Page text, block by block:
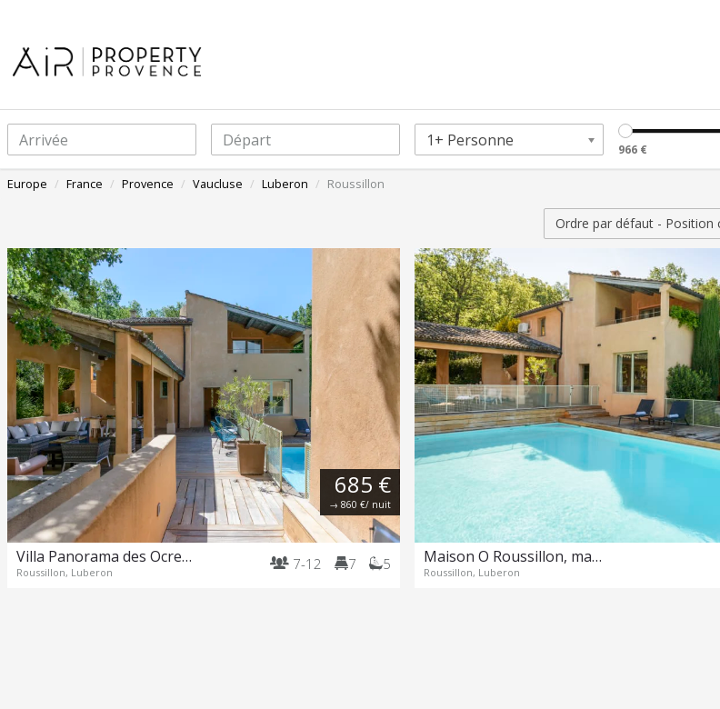
Europe France Provence Vaucluse Luberon Roussillon
Arrivée Départ Personnes
1+ Personne 966 €
Trier
par
Ordre par défaut - Position
685 €
→ 860 €/ nuit
Villa Panorama des Ocres – Roussillon
Roussillon, Luberon 7-12 7 5 Maison O Roussillon, maison dans la forêt
Roussillon, Luberon